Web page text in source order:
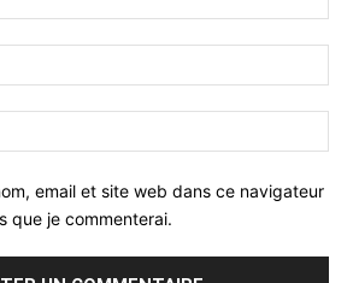
email et site web dans ce navigateur
que je commenterai.